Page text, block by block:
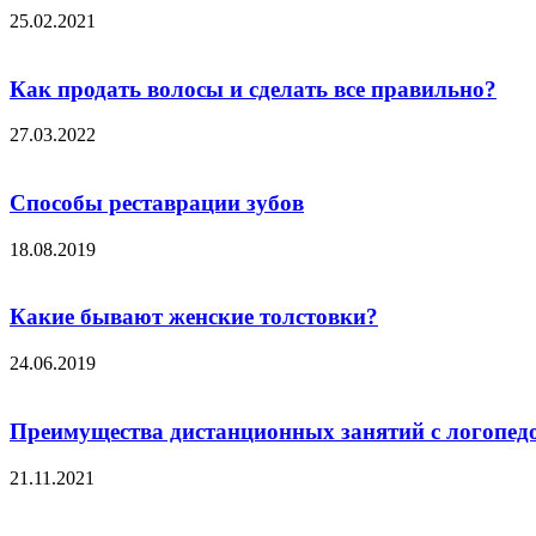
25.02.2021
Как продать волосы и сделать все правильно?
27.03.2022
Способы реставрации зубов
18.08.2019
Какие бывают женские толстовки?
24.06.2019
Преимущества дистанционных занятий с
21.11.2021